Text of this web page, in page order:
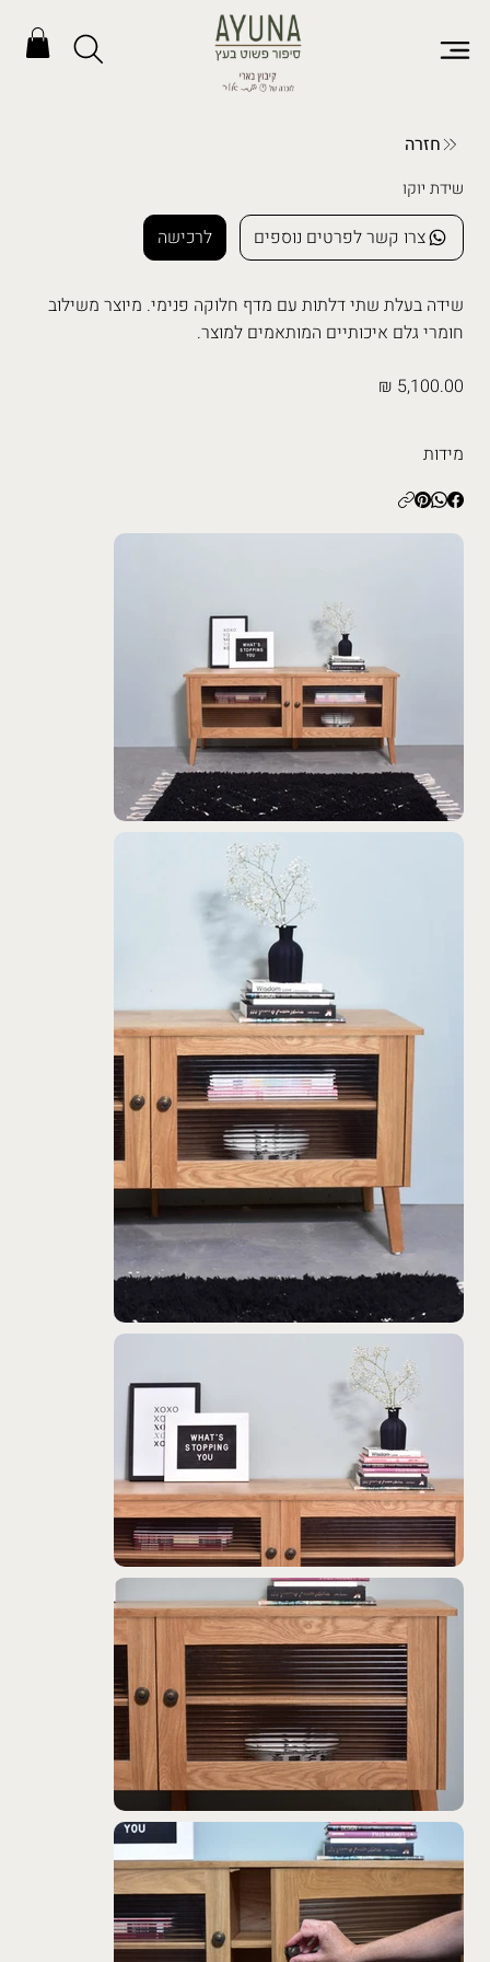
חזרה
שידת יוקו
לרכישה צרו קשר לפרטים נוספים
שידה בעלת שתי דלתות עם מדף חלוקה פנימי. מיוצר משילוב
חומרי גלם איכותיים המותאמים למוצר.
5,100.00 ₪
מידות